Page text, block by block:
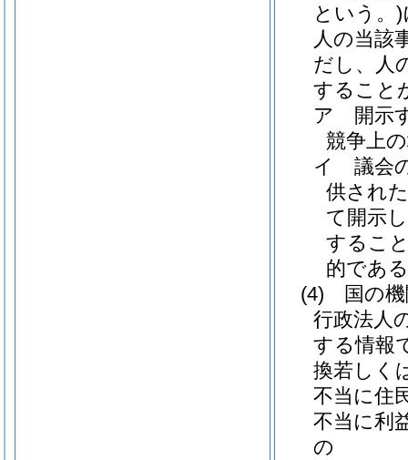
という。)
人の当該
だし、人
すること
ア
開示
競争上
イ
議会
供され
て開示
するこ
的であ
(4)
国の
行政法人
する情報
換若しく
不当に住
不当に利
の